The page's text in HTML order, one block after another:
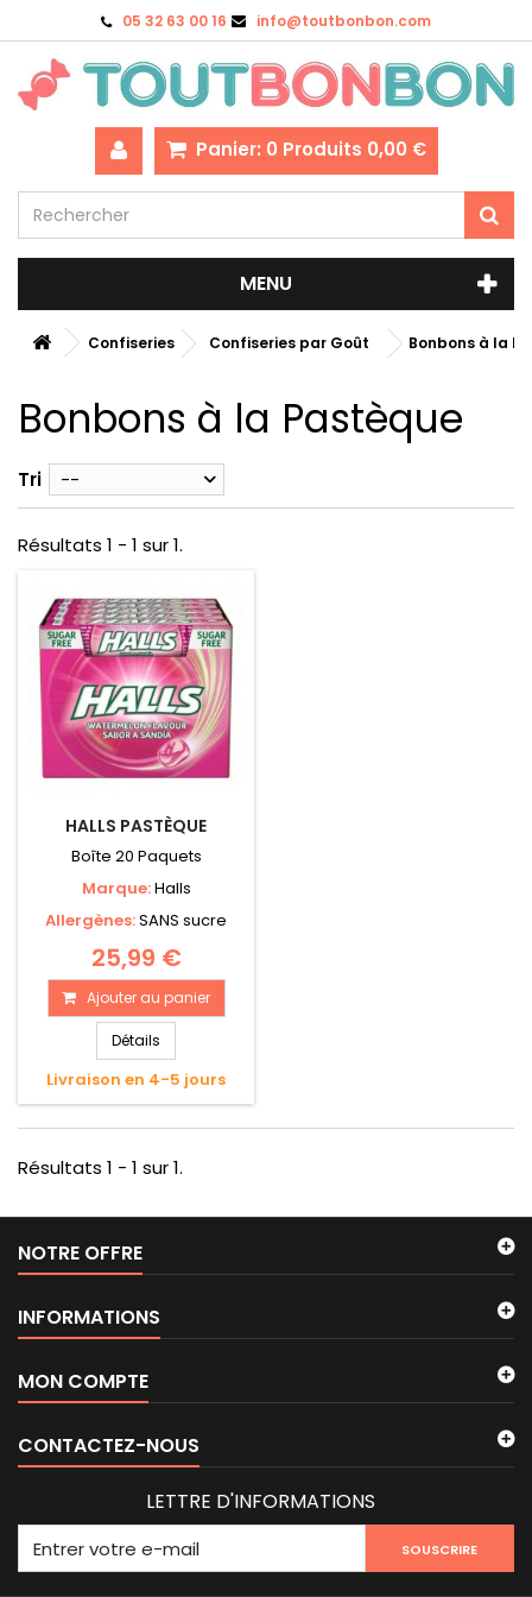
05 32 63 00 16 info@toutbonbon.com
Panier: 0 Produits 0,00 €
MENU
Confiseries Confiseries par Goût Bonbons à la
Bonbons à la Pastèque
Tri --
Résultats 1 - 1 sur 1.
HALLS PASTÈQUE
Boîte 20 Paquets
Marque:Halls
Allergènes:SANS sucre
25,99 €
Ajouter au panier
Détails
Livraison en 4-5 jours
Résultats 1 - 1 sur 1.
NOTRE OFFRE
INFORMATIONS
MON COMPTE
CONTACTEZ-NOUS
LETTRE D'INFORMATIONS
SOUSCRIRE